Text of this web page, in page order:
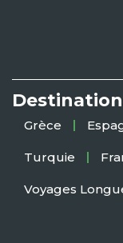
Grèce
Turquie
Voyages